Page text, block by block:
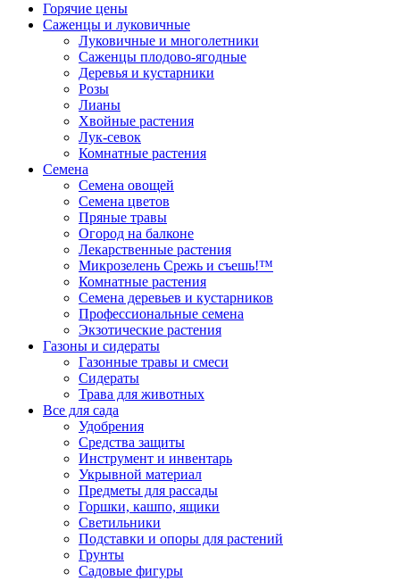
Горячие цены
Саженцы и луковичные
Луковичные и многолетники
Саженцы плодово-ягодные
Деревья и кустарники
Розы
Лианы
Хвойные растения
Лук-севок
Комнатные растения
Семена
Семена овощей
Семена цветов
Пряные травы
Огород на балконе
Лекарственные растения
Микрозелень Срежь и съешь!™
Комнатные растения
Семена деревьев и кустарников
Профессиональные семена
Экзотические растения
Газоны и сидераты
Газонные травы и смеси
Сидераты
Трава для животных
Все для сада
Удобрения
Средства защиты
Инструмент и инвентарь
Укрывной материал
Предметы для рассады
Горшки, кашпо, ящики
Светильники
Подставки и опоры для растений
Грунты
Садовые фигуры